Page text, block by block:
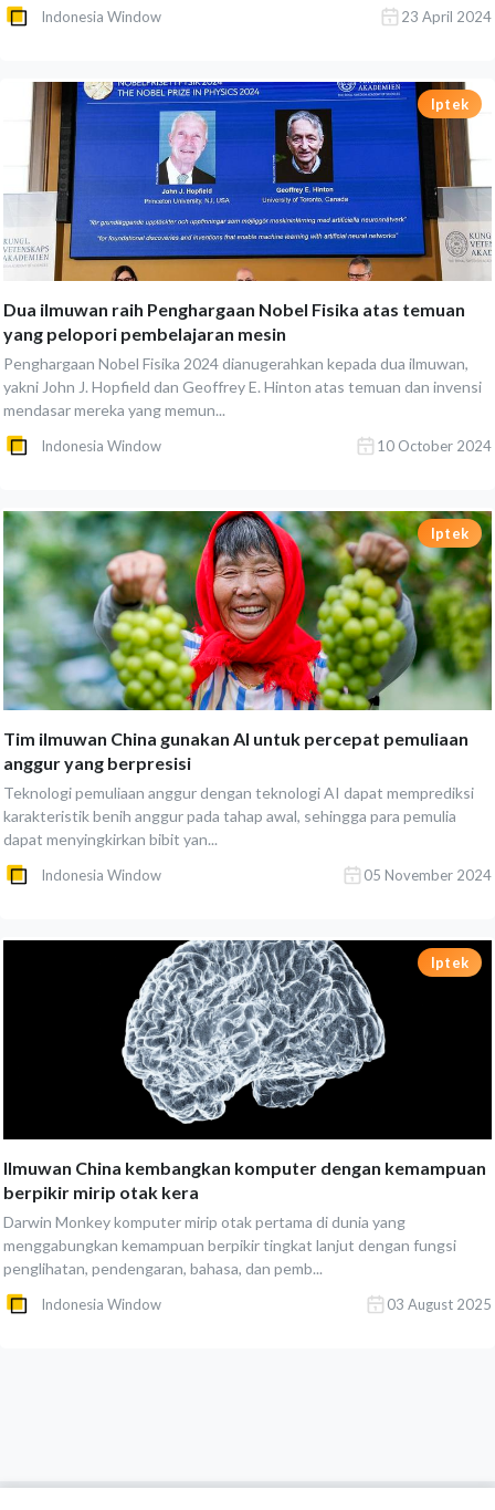
Indonesia Window 23 April 2024
Iptek
Dua ilmuwan raih Penghargaan Nobel Fisika atas temuan
yang pelopori pembelajaran mesin
Penghargaan Nobel Fisika 2024 dianugerahkan kepada dua ilmuwan,
yakni John J. Hopfield dan Geoffrey E. Hinton atas temuan dan invensi
mendasar mereka yang memun...
Indonesia Window 10 October 2024
Iptek
Tim ilmuwan China gunakan AI untuk percepat pemuliaan
anggur yang berpresisi
Teknologi pemuliaan anggur dengan teknologi AI dapat memprediksi
karakteristik benih anggur pada tahap awal, sehingga para pemulia
dapat menyingkirkan bibit yan...
Indonesia Window 05 November 2024
Iptek
Ilmuwan China kembangkan komputer dengan kemampuan
berpikir mirip otak kera
Darwin Monkey komputer mirip otak pertama di dunia yang
menggabungkan kemampuan berpikir tingkat lanjut dengan fungsi
penglihatan, pendengaran, bahasa, dan pemb...
Indonesia Window 03 August 2025